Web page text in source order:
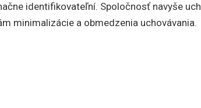
identifikovateľní. Spoločnosť navyše
minimalizácie a obmedzenia uchovávania.